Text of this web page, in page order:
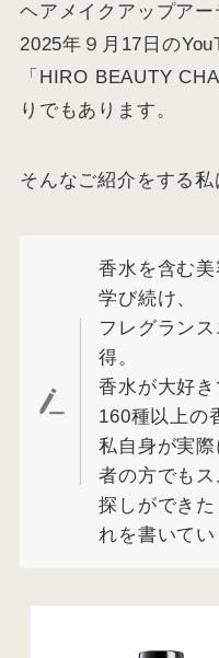
ヘアメイクアップア
2025年９月17日の
「HIRO BEAUTY
りでもあります。
そんなご紹介をする私
香水を含む
学び続け、
フレグラン
得。
香水が大好
160種以上の
私自身が実
者の方でも
探しができ
れを書いてい